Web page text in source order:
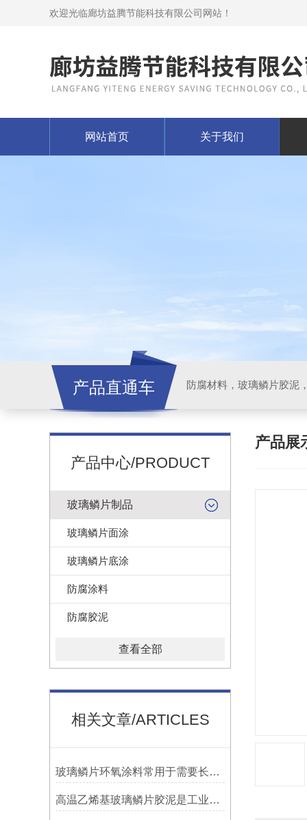
欢迎光临廊坊益腾节能科技有限公司网站！
网站首页 关于我们
产品直通车
产品中心/PRODUCT
玻璃鳞片制品
玻璃鳞片面涂
玻璃鳞片底涂
防腐涂料
防腐胶泥
查看全部
相关文章/ARTICLES
玻璃鳞片环氧涂料常用于需要长期防腐蚀保护的场合中
高温乙烯基玻璃鳞片胶泥是工业防腐领域中的特殊材料
产品展